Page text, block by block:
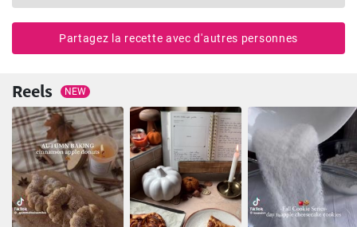
Partagez la recette avec d'autres personnes
Reels NEW